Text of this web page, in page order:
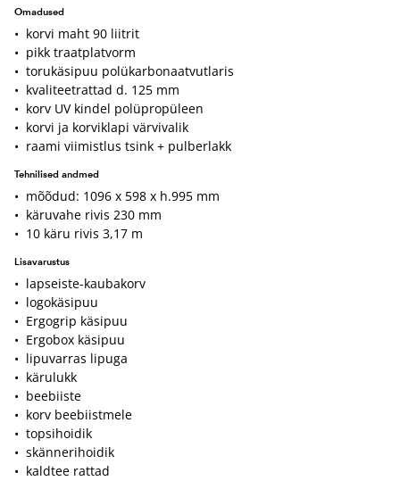
Omadused
• korvi maht 90 liitrit
• pikk traatplatvorm
• torukäsipuu polükarbonaatvutlaris
• kvaliteetrattad d. 125 mm
• korv UV kindel polüpropüleen
• korvi ja korviklapi värvivalik
• raami viimistlus tsink + pulberlakk
Tehnilised andmed
• mõõdud: 1096 x 598 x h.995 mm
• käruvahe rivis 230 mm
• 10 käru rivis 3,17 m
Lisavarustus
• lapseiste-kaubakorv
• logokäsipuu
• Ergogrip käsipuu
• Ergobox käsipuu
• lipuvarras lipuga
• kärulukk
• beebiiste
• korv beebiistmele
• topsihoidik
• skännerihoidik
• kaldtee rattad